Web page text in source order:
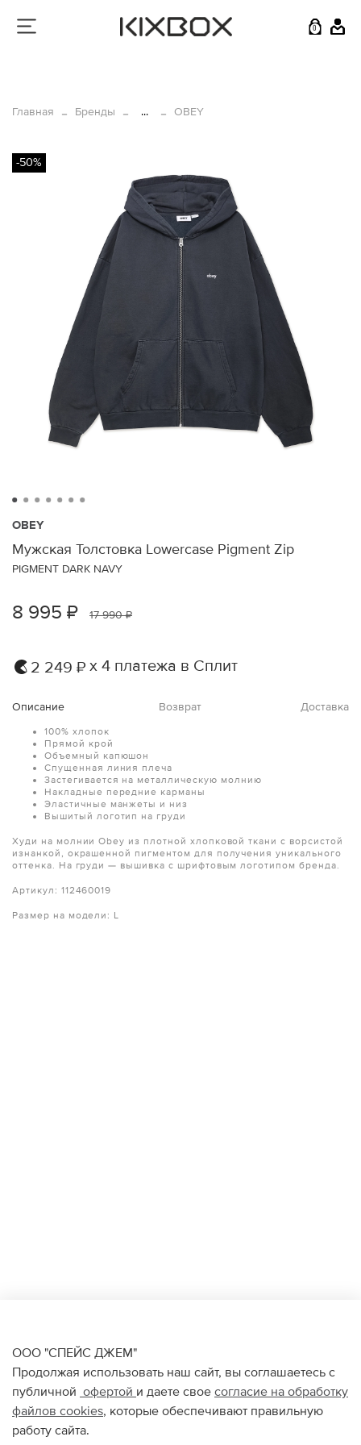
0
Главная Бренды ... OBEY
-50%
OBEY
Мужская Толстовка Lowercase Pigment Zip
PIGMENT DARK NAVY
8 995 ₽ 17 990 ₽
2 249 ₽ х 4 платежа в Сплит
Описание Возврат Доставка
100% хлопок
Прямой крой
Объемный капюшон
Спущенная линия плеча
Застегивается на металлическую молнию
Накладные передние карманы
Эластичные манжеты и низ
Вышитый логотип на груди
Худи на молнии Obey из плотной хлопковой ткани с ворсистой
изнанкой, окрашенной пигментом для получения уникального
оттенка. На груди — вышивка с шрифтовым логотипом бренда.
Артикул: 112460019
Размер на модели: L
ООО "СПЕЙС ДЖЕМ"
Продолжая использовать наш сайт, вы соглашаетесь с
публичной офертой и даете свое согласие на обработку
файлов cookies, которые обеспечивают правильную
работу сайта.